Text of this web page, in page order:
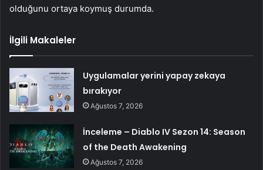
olduğunu ortaya koymuş durumda.
İlgili Makaleler
Uygulamalar yerini yapay zekaya
bırakıyor
Ağustos 7, 2026
İnceleme – Diablo IV Sezon 14: Season
of the Death Awakening
Ağustos 7, 2026